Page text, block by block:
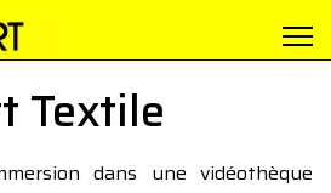
Textile
dans une vidéothèque